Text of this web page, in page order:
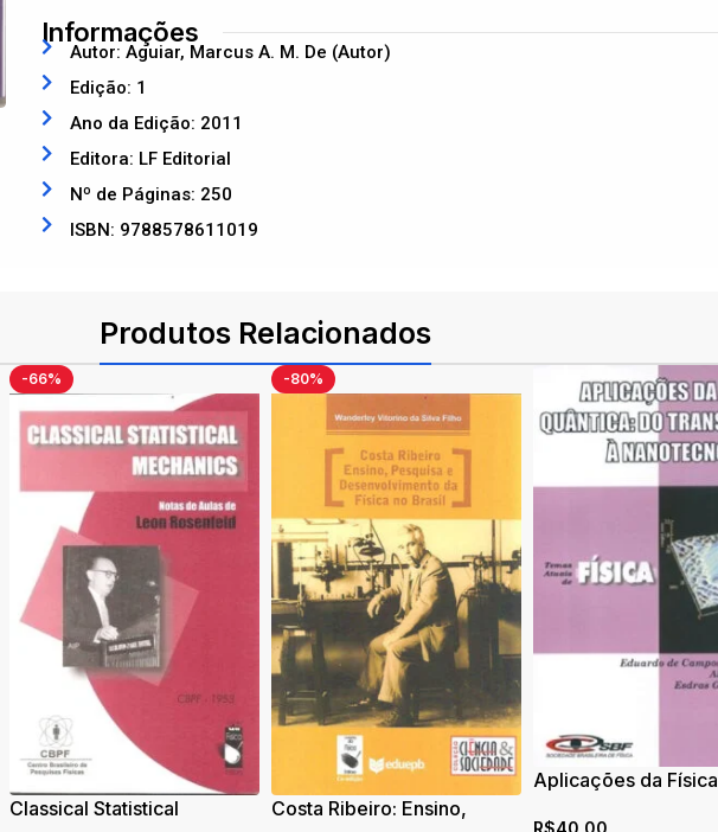
Informações
Autor: Aguiar, Marcus A. M. De (Autor)
Edição: 1
Ano da Edição: 2011
Editora: LF Editorial
Nº de Páginas: 250
ISBN: 9788578611019
Produtos Relacionados
-66%
Classical Statistical
-80%
Costa Ribeiro: Ensino,
Aplicações da Física